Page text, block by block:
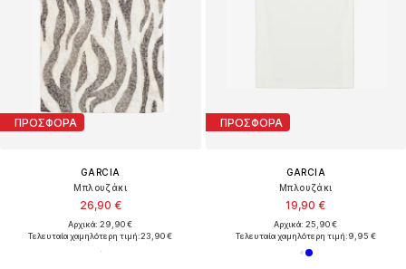
ΠΡΟΣΦΟΡΑ
GARCIA
Μπλουζάκι
26,90 €
Αρχικά: 29,90 €
Τελευταία χαμηλότερη τιμή:23,90 €
ΠΡΟΣΦΟΡΑ
GARCIA
Μπλουζάκι
19,90 €
Αρχικά: 25,90 €
Τελευταία χαμηλότερη τιμή:9,95 €